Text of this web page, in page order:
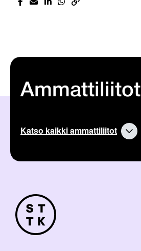
Ammattiliitot
Katso kaikki ammattiliitot